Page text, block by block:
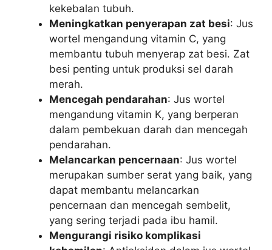
kekebalan tubuh.
Meningkatkan penyerapan zat besi: Jus
wortel mengandung vitamin C, yang
membantu tubuh menyerap zat besi. Zat
besi penting untuk produksi sel darah
merah.
Mencegah pendarahan: Jus wortel
mengandung vitamin K, yang berperan
dalam pembekuan darah dan mencegah
pendarahan.
Melancarkan pencernaan: Jus wortel
merupakan sumber serat yang baik, yang
dapat membantu melancarkan
pencernaan dan mencegah sembelit,
yang sering terjadi pada ibu hamil.
Mengurangi risiko komplikasi